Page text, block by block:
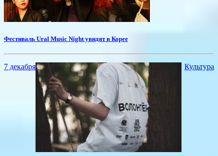
Фестиваль Ural Music Night увидят в Корее
7 декабря Культура